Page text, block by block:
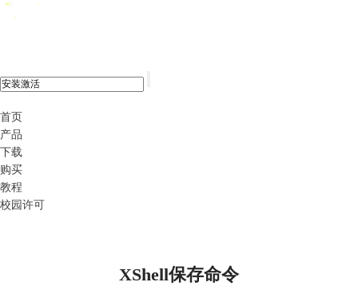
首页
产品
下载
购买
教程
校园许可
XShell保存命令